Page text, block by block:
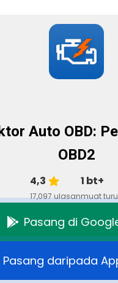
Auto OBD:
OBD2
4,3
17,097 ulasan
1 bt+
muat
Pasang di
Pasang daripada